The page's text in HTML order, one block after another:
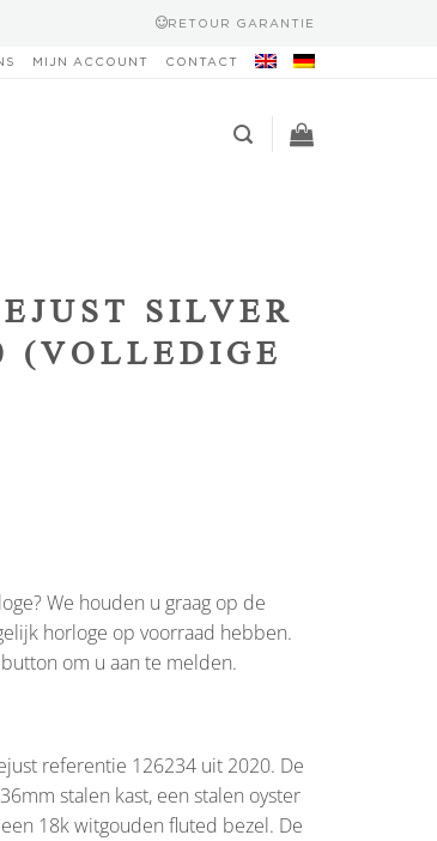
RETOUR GARANTIE
MIJN ACCOUNT CONTACT
SILVER
(VOLLEDIGE
We houden u graag op de
horloge op voorraad hebben.
om u aan te melden.
referentie 126234 uit 2020. De
stalen kast, een stalen oyster
18k witgouden fluted bezel. De